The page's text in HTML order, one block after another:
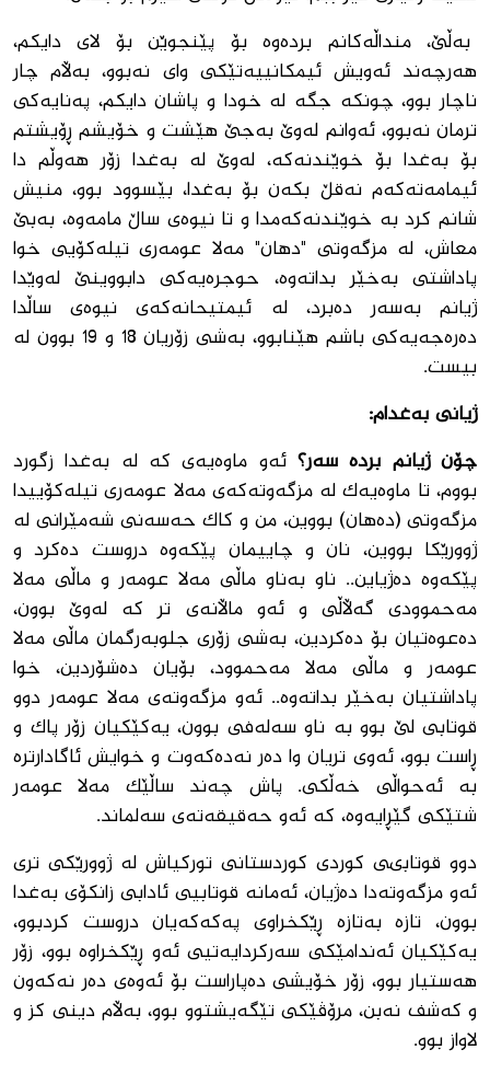
بەڵێ، منداڵه‌كانم برده‌وه‌ بۆ پێنجوێن بۆ لای دایكم،
هه‌رچه‌ند ئه‌ویش ئیمكانییه‌تێكی وای نه‌بوو، بەڵام چار
ناچار بوو، چونکە جگه‌ له خودا و پاشان دایكم، په‌نایه‌كی
ترمان نه‌بوو، ئه‌وانم له‌وێ به‌جێ هێشت و خۆیشم ڕۆیشتم
بۆ به‌غدا بۆ خوێندنه‌كه‌، له‌وێ له ‌به‌غدا زۆر هه‌وڵم دا
ئیمامه‌ته‌كه‌م نه‌قڵ بكه‌ن بۆ به‌غدا، بێسوود بوو، منیش
شانم كرد به‌ خوێندنه‌كه‌مدا و تا نیوه‌ی ساڵ مامه‌وه‌، بەبێ
معاش، لە مزگەوتی "دهان" مەلا عومەری تیلەکۆیی خوا
پاداشتی بەخێر بداتەوە، حوجرەیەکی دابووینێ لەوێدا
ژیانم بەسەر دەبرد، له‌ ئیمتیحانه‌كه‌ی نیوه‌ی ساڵدا
ده‌ره‌جه‌یه‌كی باشم هێنابوو، به‌شی زۆریان 18 و 19 بوون له‌
بیست.
ژیانى بەغدام:
چۆن ژیانم بردە سەر؟ئه‌و ماوەیە‌ى كه‌ له‌ به‌غدا زگورد
بووم، تا ماوه‌یه‌ك له‌ مزگه‌وته‌كه‌ى مه‌لا عومه‌رى تیله‌كۆییدا
مزگەوتی (ده‌هان) بووین، من و كاك حه‌سه‌نى شه‌مێرانى له
‌ژوورێكا بووین، نان و چاییمان پێكه‌وه‌ دروست ده‌كرد و
پێكه‌وه‌ ده‌ژیاین.. ناو به‌ناو ماڵى مه‌لا عومه‌ر و ماڵى مه‌لا
مه‌حموودی گەڵاڵی و ئه‌و ماڵانه‌ى تر كه‌ له‌وێ بوون،
ده‌عوه‌تیان بۆ ده‌كردین، به‌شى زۆرى جلوبه‌رگمان ماڵی مه‌لا
عومه‌ر و ماڵی مه‌لا مه‌حموود، بۆیان ده‌شۆردین، خوا
پاداشتیان بەخێر بداتەوە‌.. ئه‌و مزگه‌وته‌ى مه‌لا عومه‌ر دوو
قوتابى لێ بوو به ‌ناو سه‌لەفى بوون، یه‌كێكیان زۆر پاك و
ڕاست بوو، ئه‌وى تریان وا ده‌ر نه‌ده‌كه‌وت و خوایش ئاگادارتره‌
به‌ ئه‌حواڵى خه‌ڵكى. پاش چه‌ند ساڵێك مه‌لا عومه‌ر
شتێكى گێڕایه‌وه‌، كه‌ ئه‌و حه‌قیقه‌ته‌ى سه‌لماند.
دوو قوتابىی كوردى كوردستانى توركیا‌ش له‌ ژوورێكى ترى
ئه‌و مزگه‌وته‌دا ده‌ژیان، ئه‌مانه‌ قوتابیى ئادابى زانكۆى به‌غدا
بوون، تازه‌ به‌تازه‌ ڕێكخراوى په‌كه‌كه‌یان دروست كردبوو،
یه‌كێكیان ئه‌ندامێكى سه‌ركردایه‌تیى ئه‌و ڕێكخراوه‌ بوو، زۆر
هه‌ستیار بوو، زۆر خۆیشى ده‌پاراست بۆ ئه‌وه‌ى ده‌ر نه‌كه‌ون
و كه‌شف نه‌بن، مرۆڤێكى تێگه‌یشتوو بوو، بەڵام دینى كز و
لاواز بوو.